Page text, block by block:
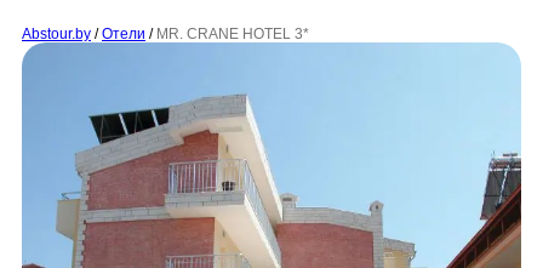
Abstour.by / Отели / MR. CRANE HOTEL 3*